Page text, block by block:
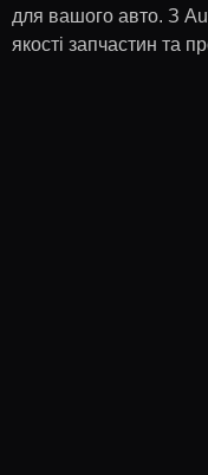
для вашого авто. З
якості запчастин та